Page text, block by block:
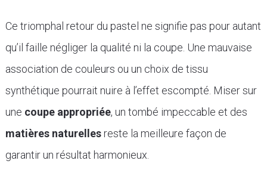
Ce triomphal retour du pastel ne signifie pas pour autant
qu’il faille négliger la qualité ni la coupe. Une mauvaise
association de couleurs ou un choix de tissu
synthétique pourrait nuire à l’effet escompté. Miser sur
une coupe appropriée, un tombé impeccable et des
matières naturellesreste la meilleure façon de
garantir un résultat harmonieux.